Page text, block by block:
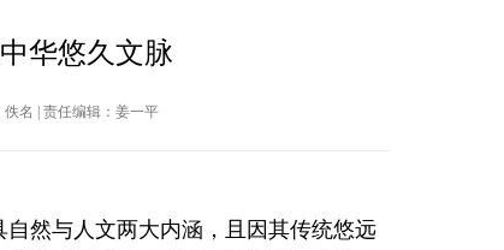
华悠久文脉
佚名 | 责任编辑：姜一平
自然与人文两大内涵，且因其传统悠远